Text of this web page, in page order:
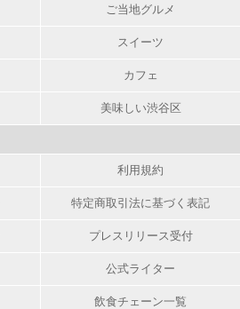
ご当地グルメ
スイーツ
カフェ
美味しい渋谷区
利用規約
特定商取引法に基づく表記
プレスリリース受付
公式ライター
飲食チェーン一覧